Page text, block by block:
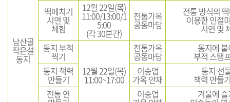
남산골
작은설
동지
떡메치기
시연 및
체험
12월 22일(목)
11:00/13:00/1
5:00
(각 30분간)
전통가옥
공동마당
전통 방식의
이용한 인절
시연 및
동지 부적
찍기
12월 22일(목)
11:00~17:00
전통가옥
공동마당
동지에
부적 스탬
동지 책력
만들기
이승업
가옥 안채
동지 선
책력 만들
전통 연
이승업 겨울에